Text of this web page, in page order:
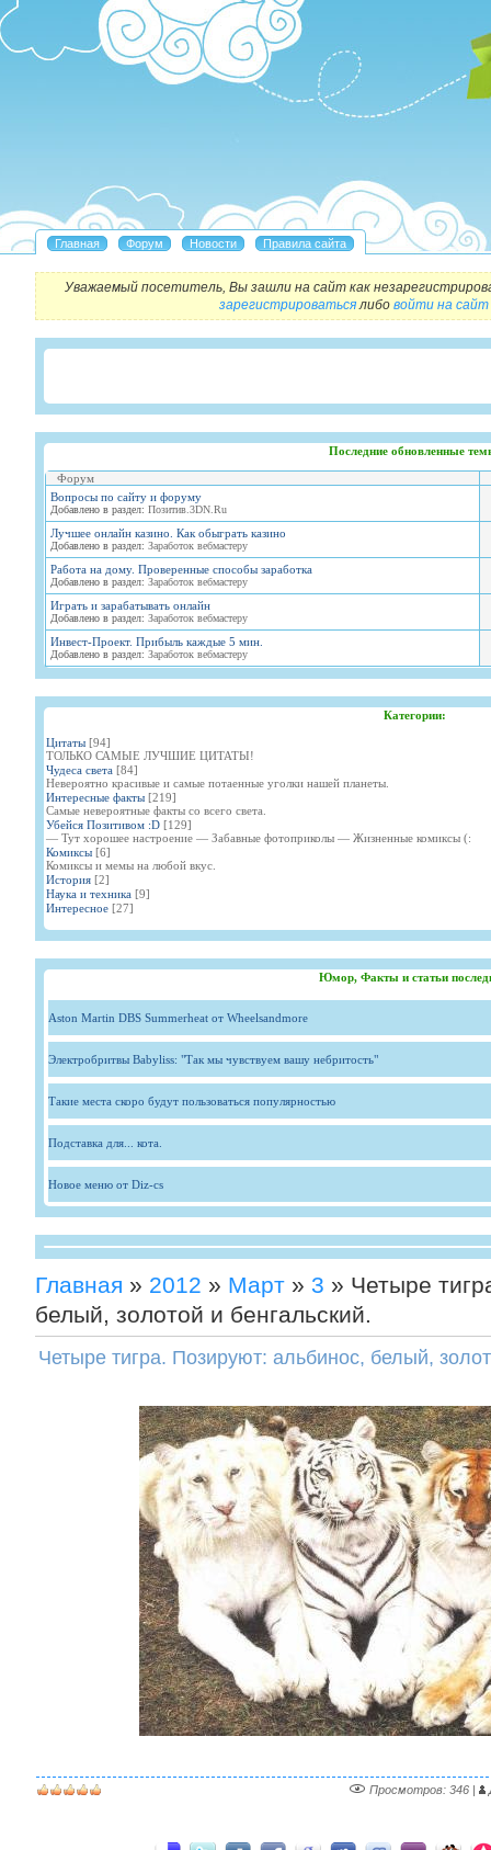
Уважаемый посетитель, Вы зашли на сайт как
зарегистрироватьсялибо войти на сайт
Последние обновленные
Форум
Вопросы по сайту и форуму
Добавлено в раздел: Позитив.3DN.Ru
Лучшее онлайн казино. Как обыграть казино
Добавлено в раздел: Заработок вебмастеру
Работа на дому. Проверенные способы заработка
Добавлено в раздел: Заработок вебмастеру
Играть и зарабатывать онлайн
Добавлено в раздел: Заработок вебмастеру
Инвест-Проект. Прибыль каждые 5 мин.
Добавлено в раздел: Заработок вебмастеру
Категории:
Цитаты [94]
ТОЛЬКО САМЫЕ ЛУЧШИЕ ЦИТАТЫ!
Чудеса света [84]
Невероятно красивые и самые потаенные уголки нашей планеты.
Интересные факты [219]
Самые невероятные факты со всего света.
Убейся Позитивом :D [129]
— Тут хорошее настроение — Забавные фотоприколы — Жизненные комиксы (:
Комиксы [6]
Комиксы и мемы на любой вкус.
История [2]
Наука и техника [9]
Интересное [27]
Юмор, Факты и статьи
Aston Martin DBS Summerheat от Wheelsandmore
Электробритвы Babyliss: "Так мы чувствуем вашу небритость"
Такие места скоро будут пользоваться популярностью
Подставка для... кота.
Новое меню от Diz-cs
Главная » 2012 » Март » 3 » Четыре
белый, золотой и бенгальский.
Четыре тигра. Позируют: альбинос, белый,
Просмотров: 346 |